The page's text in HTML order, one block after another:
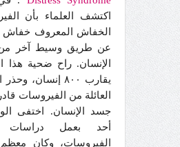
اكتشف العلماء بأن
الخفاش المعروف خفاش
عن طريق وسيط آخر من
الإنسان. راح ضحية هذا
يقارب ٨٠٠ إنسان،
العائلة من الفيروسات
جسد الإنسان. اختفى
أحد بعمل دراسات
الفيروسات، وكان